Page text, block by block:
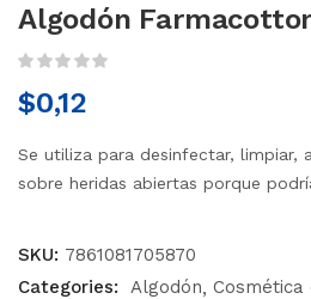
Algodón
$0,12
Se utiliza para desinfectar, limpiar,
sobre heridas abiertas porque
SKU: 7861081705870
Categories:
Algodón Cosmética